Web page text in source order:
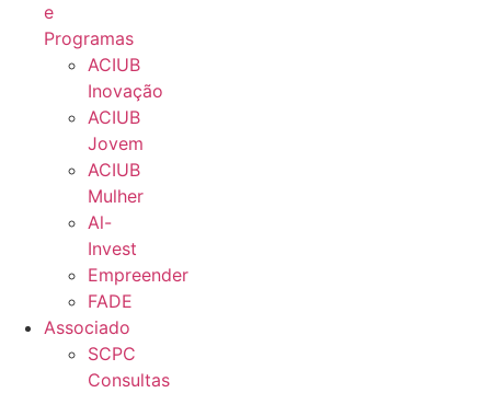
e
Programas
ACIUB
Inovação
ACIUB
Jovem
ACIUB
Mulher
Al-
Invest
Empreender
FADE
Associado
SCPC
Consultas